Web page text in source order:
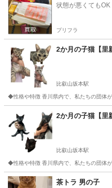
状態が悪くても
プリフラ
2か月の子猫【里
比叡山坂本駅
◆性格や特徴 香川県内で、私たちの団体
大津市 比叡山坂本駅 猫
2か月の子猫【里
比叡山坂本駅
◆性格や特徴 香川県内で、私たちの団体
滋賀 大津市 比叡山坂本駅
茶トラ 男の子